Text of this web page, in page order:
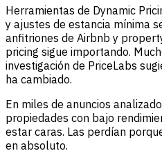
Herramientas de Dynamic
y ajustes de estancia mínima
anfitriones de Airbnb y
pricing sigue importando.
investigación de PriceLabs
ha cambiado.
En miles de anuncios
propiedades con bajo
estar caras. Las perdían
en absoluto.